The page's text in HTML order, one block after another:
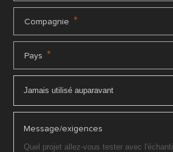
Compagnie *
Pays *
Message/exigences